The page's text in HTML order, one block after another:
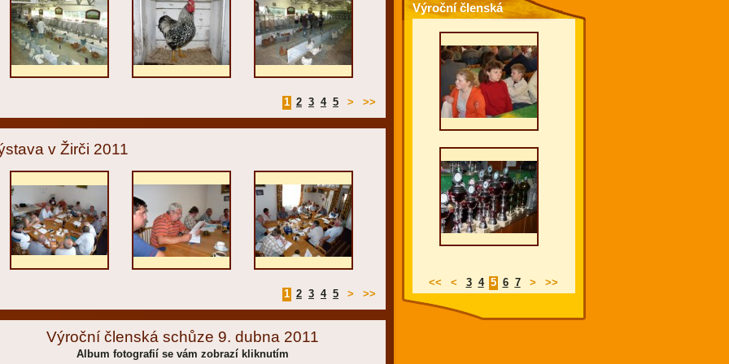
1 2 3 4 5 > >>
v Žirči 2011
1 2 3 4 5 > >>
Výroční členská schůze 9. dubna 2011
Album fotografií se vám zobrazí kliknutím
Výroční členská
<< < 3 4 5 6 7 > >>